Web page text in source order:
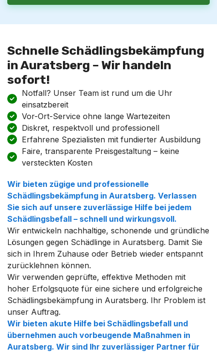
Schnelle Schädlingsbekämpfung
in Auratsberg – Wir handeln
sofort!
Notfall? Unser Team ist rund um die Uhr
einsatzbereit
Vor-Ort-Service ohne lange Wartezeiten
Diskret, respektvoll und professionell
Erfahrene Spezialisten mit fundierter Ausbildung
Faire, transparente Preisgestaltung – keine
versteckten Kosten
Wir bieten zügige und professionelle
Schädlingsbekämpfung in Auratsberg. Verlassen
Sie sich auf unsere zuverlässige Hilfe bei jedem
Schädlingsbefall – schnell und wirkungsvoll.
Wir entwickeln nachhaltige, schonende und gründliche
Lösungen gegen Schädlinge in Auratsberg. Damit Sie
sich in Ihrem Zuhause oder Betrieb wieder entspannt
zurücklehnen können.
Wir verwenden geprüfte, effektive Methoden mit
hoher Erfolgsquote für eine sichere und erfolgreiche
Schädlingsbekämpfung in Auratsberg. Ihr Problem ist
unser Auftrag.
Wir bieten akute Hilfe bei Schädlingsbefall und
übernehmen auch vorbeugende Maßnahmen in
Auratsberg. Wir sind Ihr zuverlässiger Partner für